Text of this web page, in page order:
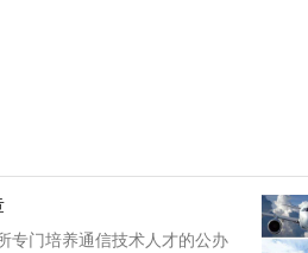
专门培养通信技术人才的公办